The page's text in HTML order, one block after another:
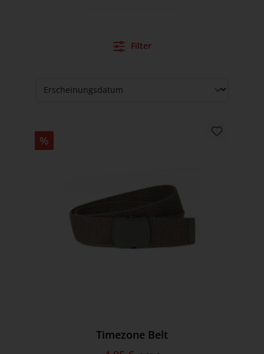
Filter
%
Timezone Belt